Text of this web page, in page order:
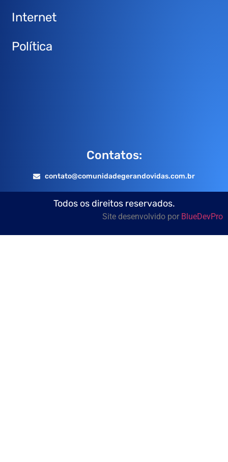
Internet
Política
Contatos:
contato@comunidadegerandovidas.com.br
Todos os direitos reservados.
Site desenvolvido por BlueDevPro